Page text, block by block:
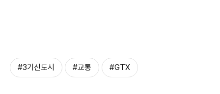
#3기신도시 #교통 #GTX